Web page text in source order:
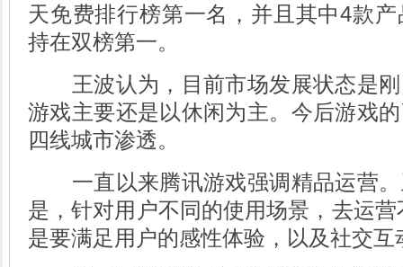
天免费排行榜第一名，并且其中4款
持在双榜第一。
王波认为，目前市场发展状态是刚
游戏主要还是以休闲为主。今后游戏
四线城市渗透。
一直以来腾讯游戏强调精品运营。
是，针对用户不同的使用场景，去运
是要满足用户的感性体验，以及社交互